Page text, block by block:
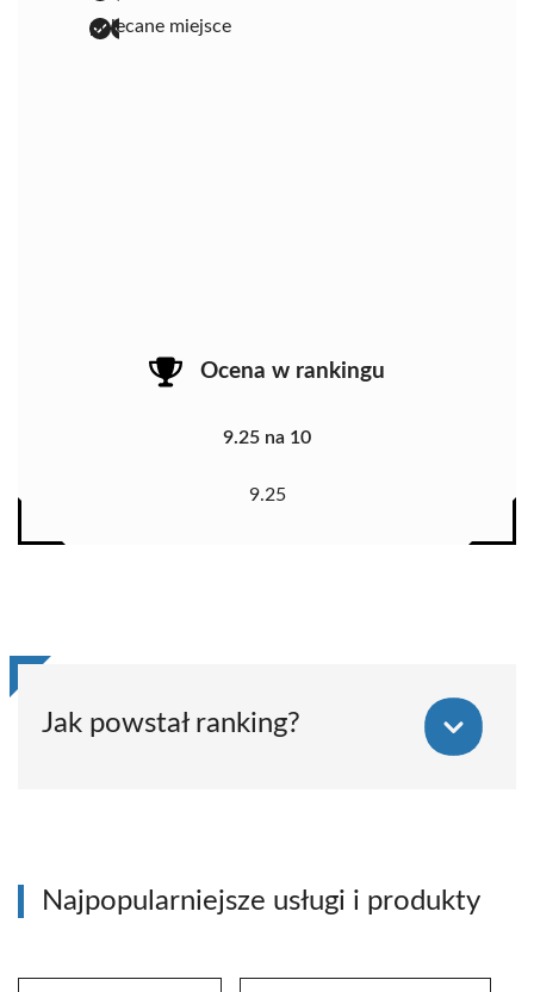
polecane miejsce
Ocena w rankingu
9.25 na 10
9.25
Jak powstał ranking?
Najpopularniejsze usługi i produkty